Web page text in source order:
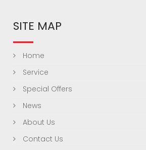
SITE MAP
Home
Service
Special Offers
News
About Us
Contact Us